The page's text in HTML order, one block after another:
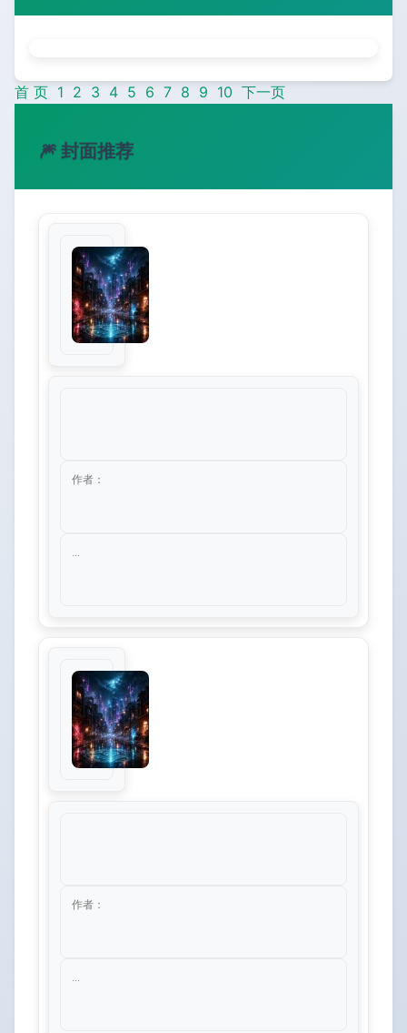
首 页 1 2 3 4 5 6 7 8 9 10 下一页
🎆 封面推荐
作者：
...
作者：